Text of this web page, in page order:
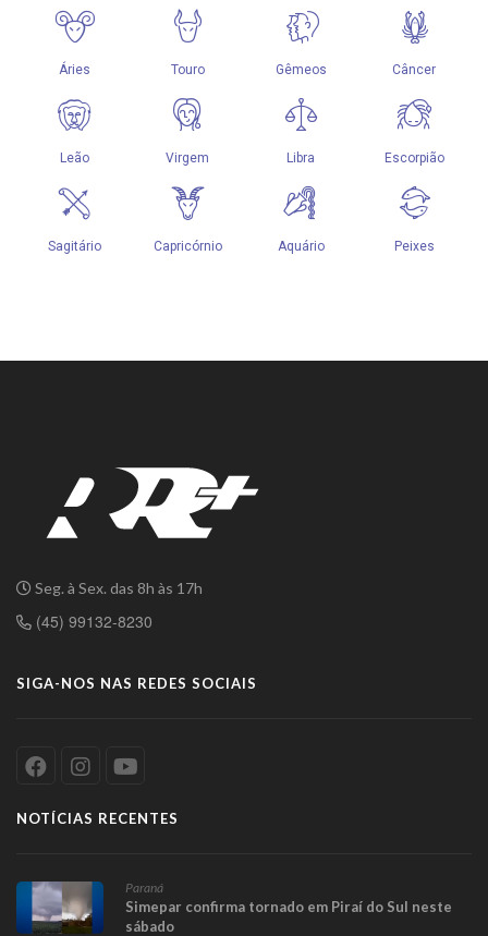
Seg. à Sex. das 8h às 17h
(45) 99132-8230
SIGA-NOS NAS REDES SOCIAIS
NOTÍCIAS RECENTES
Paraná
Simepar confirma tornado em Piraí do Sul neste
sábado